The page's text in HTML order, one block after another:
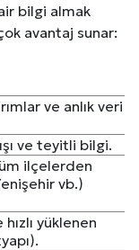
bilgi almak
avantaj sunar:
ve anlık veri
ve teyitli bilgi.
ilçelerden
vb.)
yüklenen